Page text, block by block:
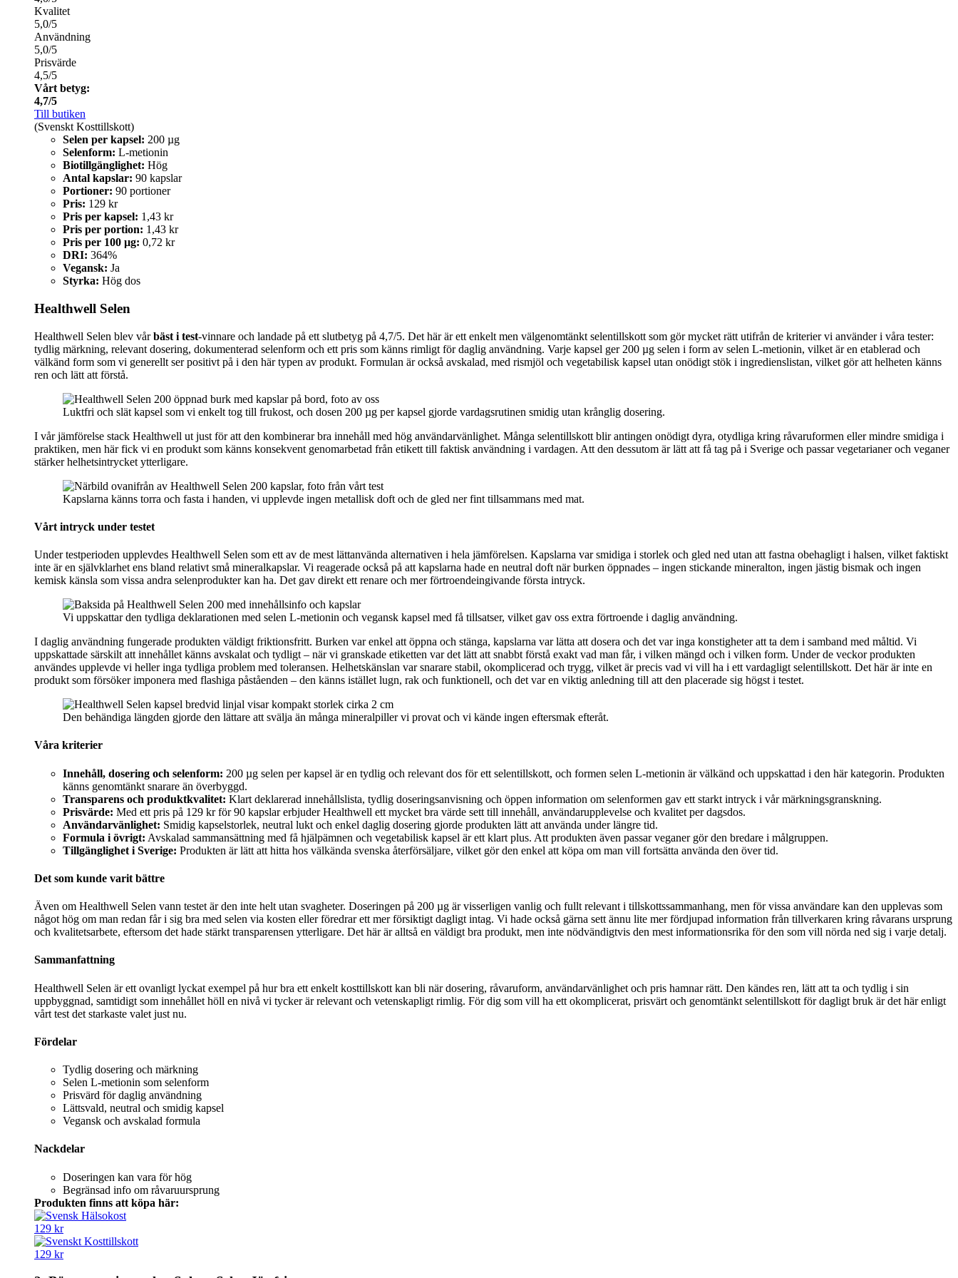
Kvalitet
5,0/5
Användning
5,0/5
Prisvärde
4,5/5
Vårt betyg:
4,7/5
Till butiken
(Svenskt Kosttillskott)
Selen per kapsel: 200 µg
Selenform: L-metionin
Biotillgänglighet: Hög
Antal kapslar: 90 kapslar
Portioner: 90 portioner
Pris: 129 kr
Pris per kapsel: 1,43 kr
Pris per portion: 1,43 kr
Pris per 100 µg: 0,72 kr
DRI: 364%
Vegansk: Ja
Styrka: Hög dos
Healthwell Selen
Healthwell Selen blev vårbäst i test-vinnare och landade på ett slutbetyg på 4,7/5. Det här är ett enkelt men välgenomtänkt selentillskott som gör mycket rätt utifrån de kriterier vi använder i våra tester:
tydlig märkning, relevant dosering, dokumenterad selenform och ett pris som känns rimligt för daglig användning. Varje kapsel ger 200 µg selen i form av selen L-metionin, vilket är en etablerad och
välkänd form som vi generellt ser positivt på i den här typen av produkt. Formulan är också avskalad, med rismjöl och vegetabilisk kapsel utan onödigt stök i ingredienslistan, vilket gör att helheten känns
ren och lätt att förstå.
Luktfri och slät kapsel som vi enkelt tog till frukost, och dosen 200 µg per kapsel gjorde vardagsrutinen smidig utan krånglig dosering.
I vår jämförelse stack Healthwell ut just för att den kombinerar bra innehåll med hög användarvänlighet. Många selentillskott blir antingen onödigt dyra, otydliga kring råvaruformen eller mindre smidiga i
praktiken, men här fick vi en produkt som känns konsekvent genomarbetad från etikett till faktisk användning i vardagen. Att den dessutom är lätt att få tag på i Sverige och passar vegetarianer och veganer
stärker helhetsintrycket ytterligare.
Kapslarna känns torra och fasta i handen, vi upplevde ingen metallisk doft och de gled ner fint tillsammans med mat.
Vårt intryck under testet
Under testperioden upplevdes Healthwell Selen som ett av de mest lättanvända alternativen i hela jämförelsen. Kapslarna var smidiga i storlek och gled ned utan att fastna obehagligt i halsen, vilket faktiskt
inte är en självklarhet ens bland relativt små mineralkapslar. Vi reagerade också på att kapslarna hade en neutral doft när burken öppnades – ingen stickande mineralton, ingen jästig bismak och ingen
kemisk känsla som vissa andra selenprodukter kan ha. Det gav direkt ett renare och mer förtroendeingivande första intryck.
Vi uppskattar den tydliga deklarationen med selen L‑metionin och vegansk kapsel med få tillsatser, vilket gav oss extra förtroende i daglig användning.
I daglig användning fungerade produkten väldigt friktionsfritt. Burken var enkel att öppna och stänga, kapslarna var lätta att dosera och det var inga konstigheter att ta dem i samband med måltid. Vi
uppskattade särskilt att innehållet känns avskalat och tydligt – när vi granskade etiketten var det lätt att snabbt förstå exakt vad man får, i vilken mängd och i vilken form. Under de veckor produkten
användes upplevde vi heller inga tydliga problem med toleransen. Helhetskänslan var snarare stabil, okomplicerad och trygg, vilket är precis vad vi vill ha i ett vardagligt selentillskott. Det här är inte en
produkt som försöker imponera med flashiga påståenden – den känns istället lugn, rak och funktionell, och det var en viktig anledning till att den placerade sig högst i testet.
Den behändiga längden gjorde den lättare att svälja än många mineralpiller vi provat och vi kände ingen eftersmak efteråt.
Våra kriterier
Innehåll, dosering och selenform: 200 µg selen per kapsel är en tydlig och relevant dos för ett selentillskott, och formen selen L-metionin är välkänd och uppskattad i den här kategorin. Produkten
känns genomtänkt snarare än överbyggd.
Transparens och produktkvalitet: Klart deklarerad innehållslista, tydlig doseringsanvisning och öppen information om selenformen gav ett starkt intryck i vår märkningsgranskning.
Prisvärde: Med ett pris på 129 kr för 90 kapslar erbjuder Healthwell ett mycket bra värde sett till innehåll, användarupplevelse och kvalitet per dagsdos.
Användarvänlighet: Smidig kapselstorlek, neutral lukt och enkel daglig dosering gjorde produkten lätt att använda under längre tid.
Formula i övrigt: Avskalad sammansättning med få hjälpämnen och vegetabilisk kapsel är ett klart plus. Att produkten även passar veganer gör den bredare i målgruppen.
Tillgänglighet i Sverige: Produkten är lätt att hitta hos välkända svenska återförsäljare, vilket gör den enkel att köpa om man vill fortsätta använda den över tid.
Det som kunde varit bättre
Även om Healthwell Selen vann testet är den inte helt utan svagheter. Doseringen på 200 µg är visserligen vanlig och fullt relevant i tillskottssammanhang, men för vissa användare kan den upplevas som
något hög om man redan får i sig bra med selen via kosten eller föredrar ett mer försiktigt dagligt intag. Vi hade också gärna sett ännu lite mer fördjupad information från tillverkaren kring råvarans ursprung
och kvalitetsarbete, eftersom det hade stärkt transparensen ytterligare. Det här är alltså en väldigt bra produkt, men inte nödvändigtvis den mest informationsrika för den som vill nörda ned sig i varje detalj.
Sammanfattning
Healthwell Selen är ett ovanligt lyckat exempel på hur bra ett enkelt kosttillskott kan bli när dosering, råvaruform, användarvänlighet och pris hamnar rätt. Den kändes ren, lätt att ta och tydlig i sin
uppbyggnad, samtidigt som innehållet höll en nivå vi tycker är relevant och vetenskapligt rimlig. För dig som vill ha ett okomplicerat, prisvärt och genomtänkt selentillskott för dagligt bruk är det här enligt
vårt test det starkaste valet just nu.
Fördelar
Tydlig dosering och märkning
Selen L-metionin som selenform
Prisvärd för daglig användning
Lättsvald, neutral och smidig kapsel
Vegansk och avskalad formula
Nackdelar
Doseringen kan vara för hög
Begränsad info om råvaruursprung
Produkten finns att köpa här:
129 kr
129 kr